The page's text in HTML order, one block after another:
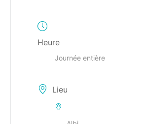
Heure
Journée entière
Lieu